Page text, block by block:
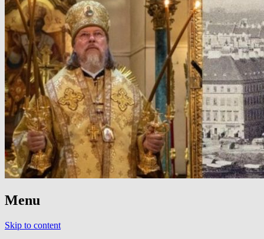
Menu
Skip to content